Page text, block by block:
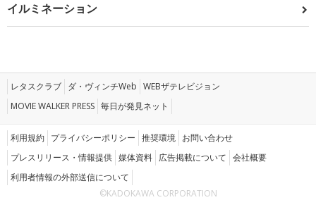
イルミネーション
レタスクラブ ダ・ヴィンチWeb WEBザテレビジョン
MOVIE WALKER PRESS 毎日が発見ネット
利用規約 プライバシーポリシー 推奨環境 お問い合わせ
プレスリリース・情報提供 媒体資料 広告掲載について 会社概要
利用者情報の外部送信について
©KADOKAWA CORPORATION